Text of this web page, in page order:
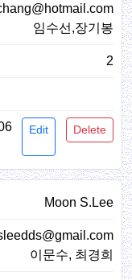
임수선,장기봉
2
Edit Delete
Moon S.Lee
이문수, 최경희